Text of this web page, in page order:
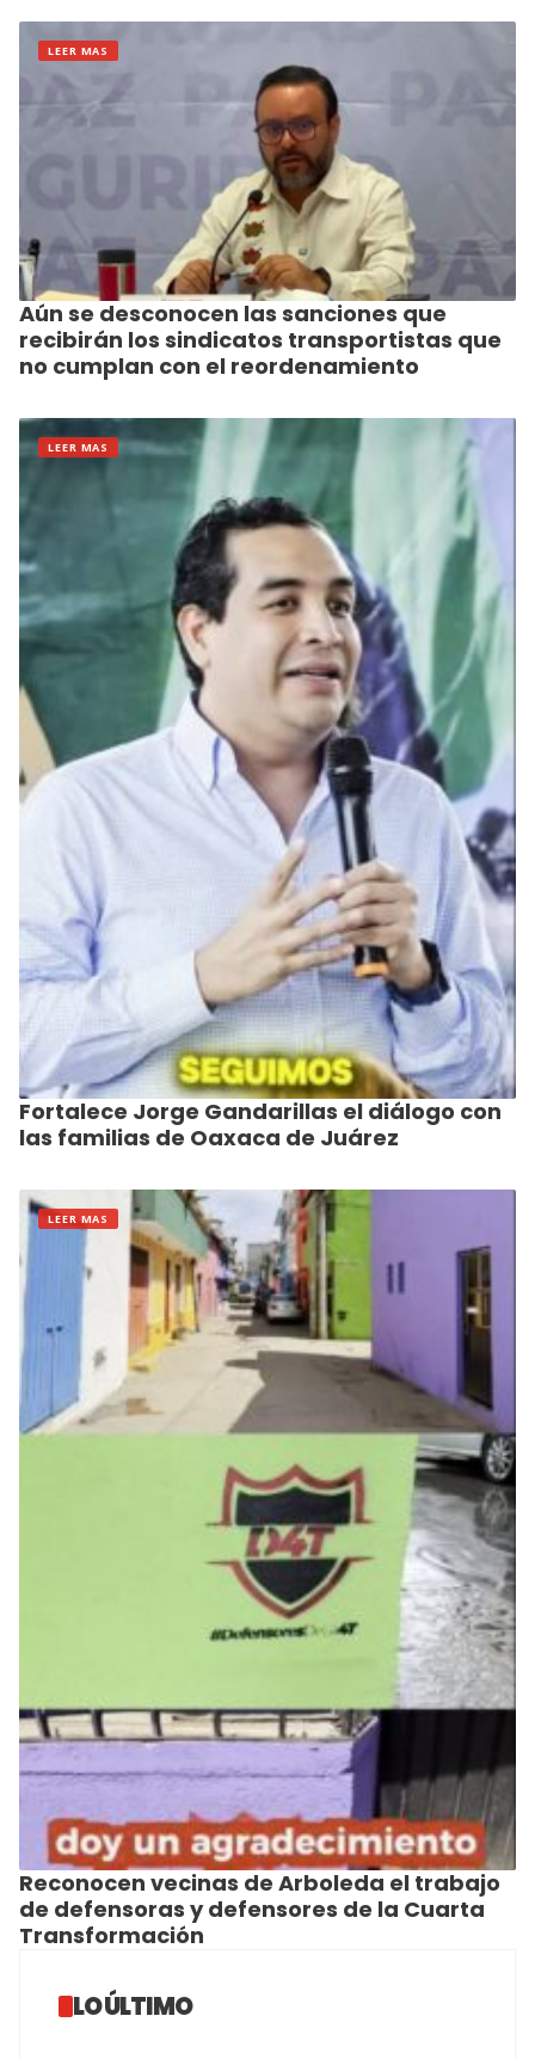
LEER MAS
Aún se desconocen las sanciones que
recibirán los sindicatos transportistas que
no cumplan con el reordenamiento
LEER MAS
Fortalece Jorge Gandarillas el diálogo con
las familias de Oaxaca de Juárez
LEER MAS
Reconocen vecinas de Arboleda el trabajo
de defensoras y defensores de la Cuarta
Transformación
LO ÚLTIMO